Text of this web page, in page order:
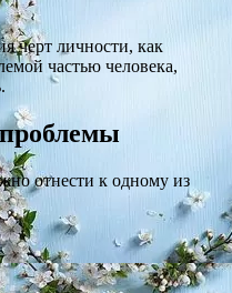
черт личности, как
частью человека,
отнести к одному из